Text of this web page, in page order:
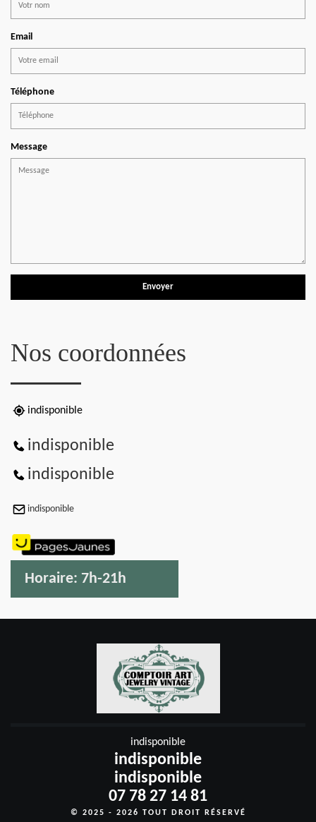
Email
Téléphone
Message
Nos coordonnées
indisponible
indisponible
indisponible
indisponible
Horaire: 7h-21h
indisponible
indisponible
indisponible
07 78 27 14 81
© 2025 - 2026 TOUT DROIT RÉSERVÉ